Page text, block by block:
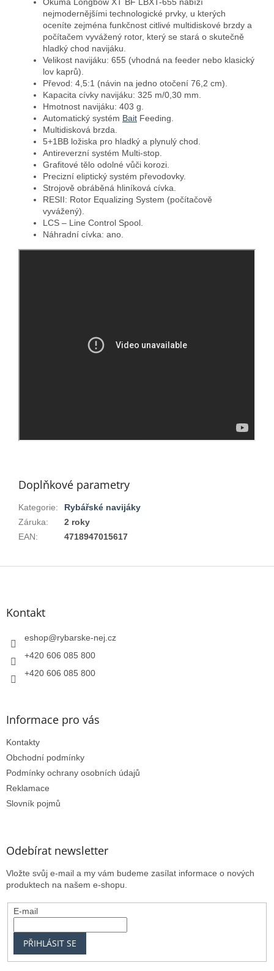
nejmodernějšími technologické prvky, u kterých
oceníte zejména funkčnost citlivé multidiskové brzdy a
počítačem vyvážený rotor, který se stará o skutečně
hladký chod navijáku.
Velikost navijáku: 655 (vhodná na feeder nebo klasický
lov kaprů).
Převod: 4,5:1 (návin na jedno otočení 76,2 cm).
Kapacita cívky navijáku: 325 m/0,30 mm.
Hmotnost navijáku: 403 g.
Automatický systém Bait Feeding.
Multidisková brzda.
5+1BB ložiska pro hladký a plynulý chod.
Antireverzní systém Multi-stop.
Grafitové tělo odolné vůči korozi.
Precizní eliptický systém převodovky.
Strojově obráběná hliníková cívka.
RESII: Rotor Equalizing System (počítačově
vyvážený).
LCS – Line Control Spool.
Náhradní cívka: ano.
Doplňkové parametry
Kategorie:
Rybářské navijáky
Záruka:
2 roky
EAN: 4718947015617
Z
Kontakt
eshop@rybarske-nej.cz
+420 606 085 800
+420 606 085 800
Informace pro vás
Kontakty
Obchodní podmínky
Podmínky ochrany osobních údajů
Reklamace
Slovník pojmů
Odebírat newsletter
Vložte svůj e-mail a my vám budeme zasílat informace o nových
produktech na našem e-shopu.
E-mail
PŘIHLÁSIT SE